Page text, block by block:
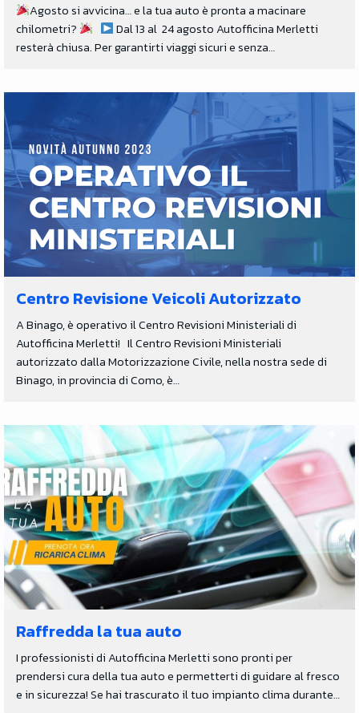
Agosto si avvicina… e la tua auto è pronta a macinare
chilometri?
Dal 13 al 24 agosto Autofficina Merletti
resterà chiusa. Per garantirti viaggi sicuri e senza…
Centro Revisione Veicoli Autorizzato
A Binago, è operativo il Centro Revisioni Ministeriali di
Autofficina Merletti! Il Centro Revisioni Ministeriali
autorizzato dalla Motorizzazione Civile, nella nostra sede di
Binago, in provincia di Como, è…
Raffredda la tua auto
I professionisti di Autofficina Merletti sono pronti per
prendersi cura della tua auto e permetterti di guidare al fresco
e in sicurezza! Se hai trascurato il tuo impianto clima durante…